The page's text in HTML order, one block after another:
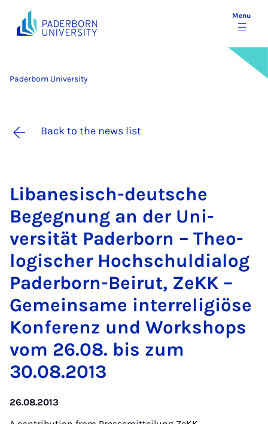
Menu
Paderborn University
Back to the news list
Libanes­isch-deutsche
Begegnung an der Uni­
versität Pader­born – Theo­
lo­gis­cher Hoch­schul­dia­log
Pader­born-Beirut, ZeKK –
Ge­mein­same in­ter­re­li­giöse
Kon­fer­enz und Work­shops
vom 26.08. bis zum
30.08.2013
26.08.2013